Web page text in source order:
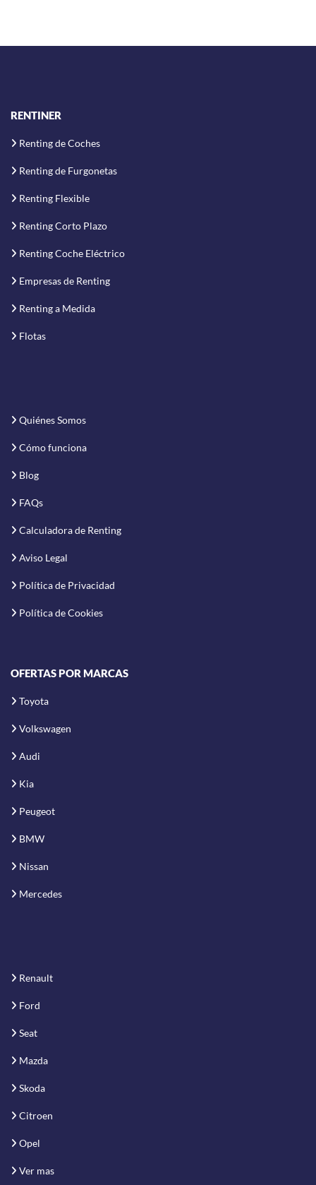
RENTINER
Renting de Coches
Renting de Furgonetas
Renting Flexible
Renting Corto Plazo
Renting Coche Eléctrico
Empresas de Renting
Renting a Medida
Flotas
Quiénes Somos
Cómo funciona
Blog
FAQs
Calculadora de Renting
Aviso Legal
Política de Privacidad
Política de Cookies
OFERTAS POR MARCAS
Toyota
Volkswagen
Audi
Kia
Peugeot
BMW
Nissan
Mercedes
Renault
Ford
Seat
Mazda
Skoda
Citroen
Opel
Ver mas